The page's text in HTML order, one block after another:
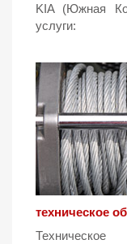
KIA (Южная
услуги:
техническое